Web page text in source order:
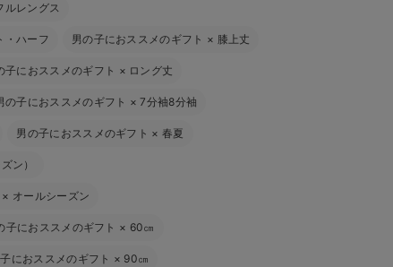
ルレングス
・ハーフ 男の子におススメのギフト × 膝上丈
子におススメのギフト × ロング丈
の子におススメのギフト ×7分袖8分袖
男の子におススメのギフト ×春夏
ン）
× オールシーズン
子におススメのギフト × 60㎝
におススメのギフト × 90㎝